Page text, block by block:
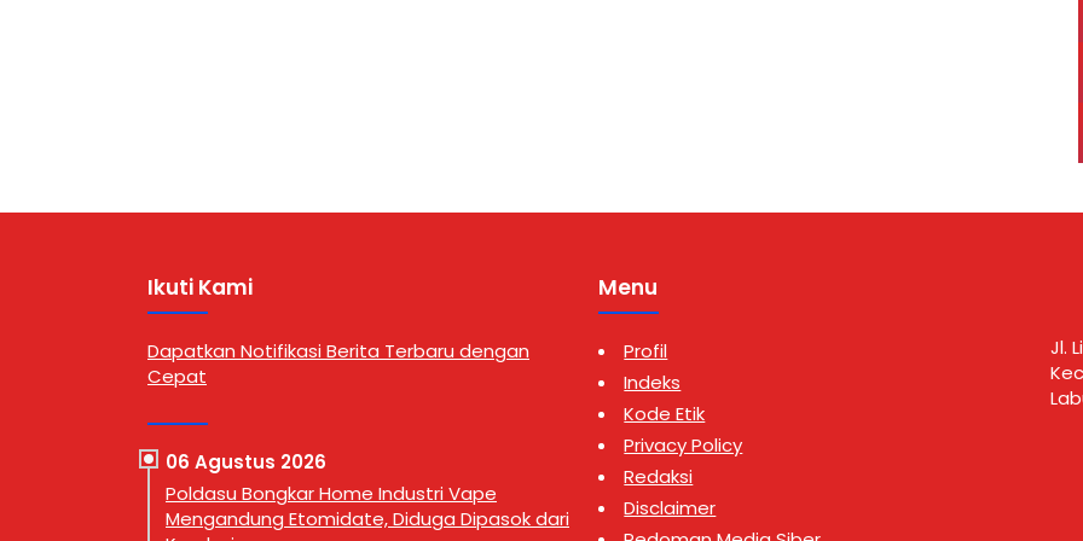
Ikuti Kami
Dapatkan Notifikasi Berita Terbaru dengan
Cepat
06 Agustus 2026
Poldasu Bongkar Home Industri Vape
Mengandung Etomidate, Diduga Dipasok dari
Menu
Profil
Indeks
Kode Etik
Privacy Policy
Redaksi
Disclaimer
Jl.